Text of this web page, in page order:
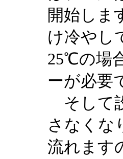
開始しま
け冷やし
25℃の場
ーが必要
そして
さなくな
流れます